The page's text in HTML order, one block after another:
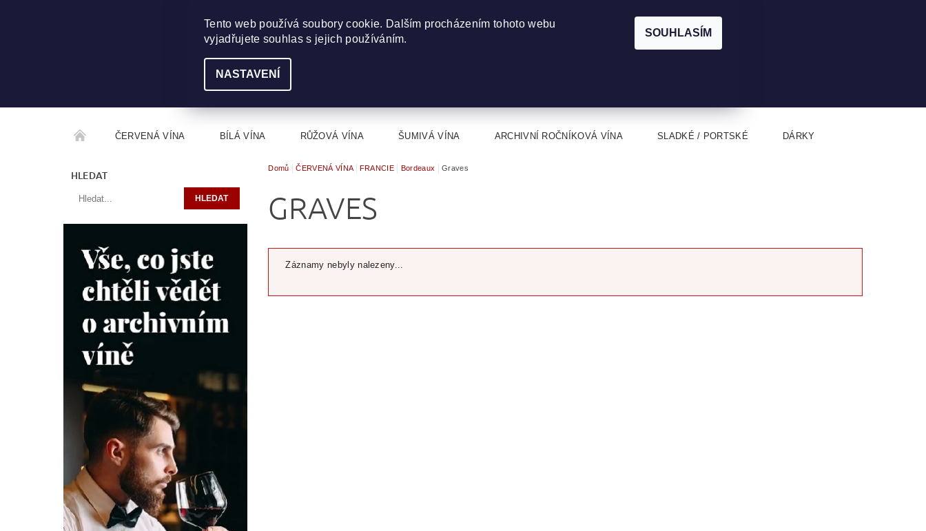
ČERVENÁ VÍNA BÍLÁ VÍNA RŮŽOVÁ VÍNA ŠUMIVÁ VÍNA ARCHIVNÍ ROČNÍKOVÁ VÍNA SLADKÉ / PORTSKÉ DÁRKY
ROČNÍKOVÝ ALKOHOL ROZCESTNÍK VÍN
HLEDAT
Domů ČERVENÁ VÍNA FRANCIE Bordeaux Graves
GRAVES
Záznamy nebyly nalezeny...
Tento web používá soubory cookie. Dalším procházením tohoto webu
vyjadřujete souhlas s jejich používáním.
NASTAVENÍ
SOUHLASÍM